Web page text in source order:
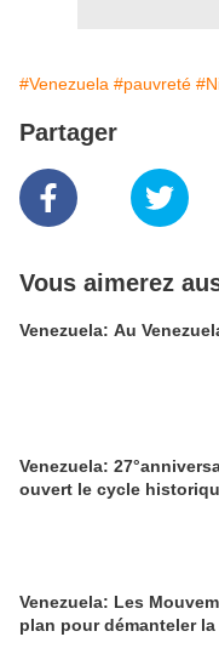
#Venezuela #pauvreté
Partager
Vous aimerez
Venezuela: Au
Venezuela:
ouvert le cycle
Venezuela: Les
plan pour démanteler